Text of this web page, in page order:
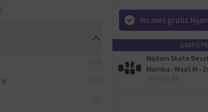
Nu met gratis
GRATIS
Nijdam Skate
Mamba - Maat M -